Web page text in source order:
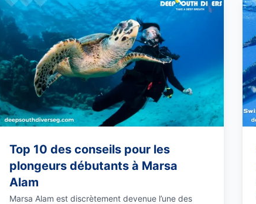
Top 10 des conseils pour les
plongeurs débutants à Marsa
Alam
Marsa Alam est discrètement devenue l’une des